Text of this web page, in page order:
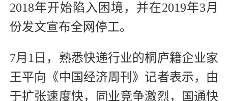
2018年开始陷入困境，并在2019年3月
份发文宣布全网停工。
7月1日，熟悉快递行业的桐庐籍企业家
王平向《中国经济周刊》记者表示，由
于扩张速度快，同业竞争激烈，国通快